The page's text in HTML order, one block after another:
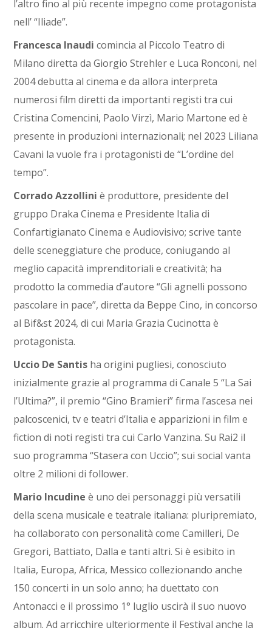
l’altro fino al più recente impegno come protagonista
nell’ “Iliade”.
Francesca Inaudi comincia al Piccolo Teatro di
Milano diretta da Giorgio Strehler e Luca Ronconi, nel
2004 debutta al cinema e da allora interpreta
numerosi film diretti da importanti registi tra cui
Cristina Comencini, Paolo Virzì, Mario Martone ed è
presente in produzioni internazionali; nel 2023 Liliana
Cavani la vuole fra i protagonisti de “L’ordine del
tempo”.
Corrado Azzollini è produttore, presidente del
gruppo Draka Cinema e Presidente Italia di
Confartigianato Cinema e Audiovisivo; scrive tante
delle sceneggiature che produce, coniugando al
meglio capacità imprenditoriali e creatività; ha
prodotto la commedia d’autore “Gli agnelli possono
pascolare in pace”, diretta da Beppe Cino, in concorso
al Bif&st 2024, di cui Maria Grazia Cucinotta è
protagonista.
Uccio De Santis ha origini pugliesi, conosciuto
inizialmente grazie al programma di Canale 5 “La Sai
l’Ultima?”, il premio “Gino Bramieri” firma l’ascesa nei
palcoscenici, tv e teatri d’Italia e apparizioni in film e
fiction di noti registi tra cui Carlo Vanzina. Su Rai2 il
suo programma “Stasera con Uccio”; sui social vanta
oltre 2 milioni di follower.
Mario Incudineè uno dei personaggi più versatili
della scena musicale e teatrale italiana: pluripremiato,
ha collaborato con personalità come Camilleri, De
Gregori, Battiato, Dalla e tanti altri. Si è esibito in
Italia, Europa, Africa, Messico collezionando anche
150 concerti in un solo anno; ha duettato con
Antonacci e il prossimo 1° luglio uscirà il suo nuovo
album. Ad arricchire ulteriormente il Festival anche la